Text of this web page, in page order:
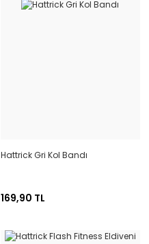
Hattrick Gri Kol Bandı
169,90 TL